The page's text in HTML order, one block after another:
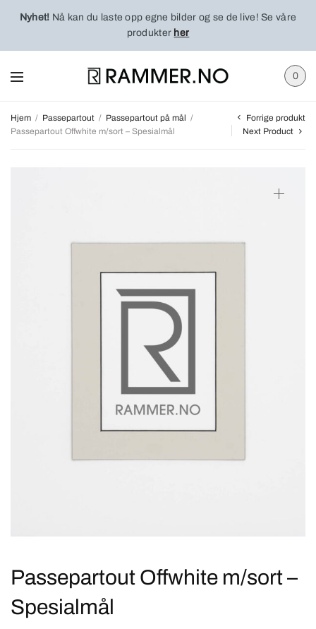
Nyhet! Nå kan du laste opp egne bilder og se de live! Se våre
produkter her
0
Hjem / Passepartout / Passepartout på mål /
Passepartout Offwhite m/sort – Spesialmål
Forrige produkt
Next Product
Passepartout Offwhite m/sort –
Spesialmål